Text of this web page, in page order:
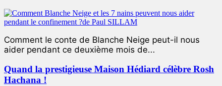
Comment le conte de Blanche Neige peut-il nous
aider pendant ce deuxième mois de...
Quand la prestigieuse Maison Hédiard célèbre Rosh
Hachana !